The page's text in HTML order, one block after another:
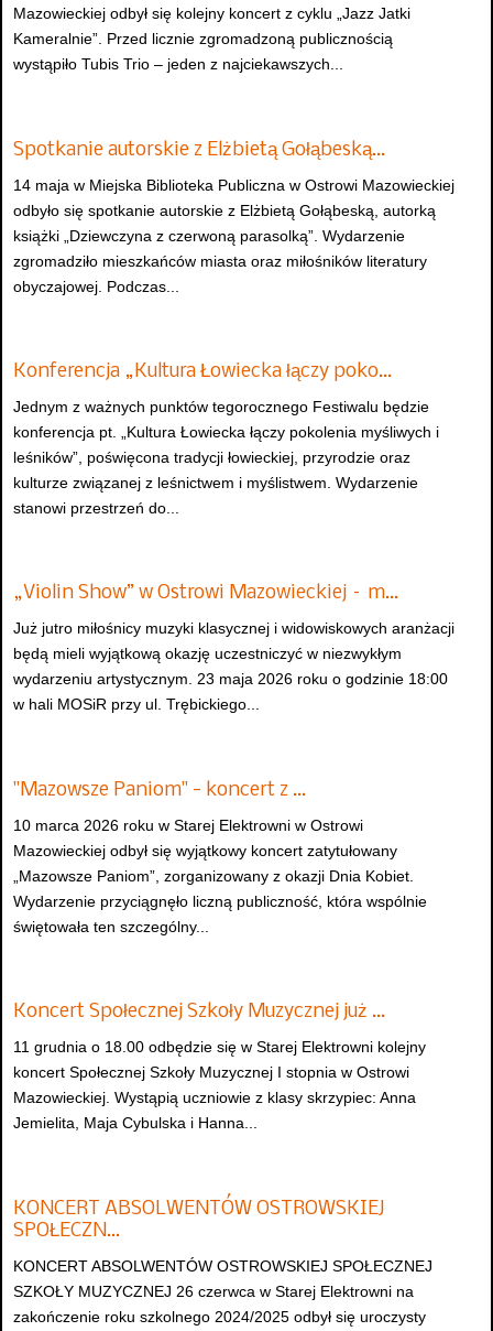
Mazowieckiej odbył się kolejny koncert z cyklu „Jazz Jatki
Kameralnie”. Przed licznie zgromadzoną publicznością
wystąpiło Tubis Trio – jeden z najciekawszych...
Spotkanie autorskie z Elżbietą Gołąbeską…
14 maja w Miejska Biblioteka Publiczna w Ostrowi Mazowieckiej
odbyło się spotkanie autorskie z Elżbietą Gołąbeską, autorką
książki „Dziewczyna z czerwoną parasolką”. Wydarzenie
zgromadziło mieszkańców miasta oraz miłośników literatury
obyczajowej. Podczas...
Konferencja „Kultura Łowiecka łączy poko…
Jednym z ważnych punktów tegorocznego Festiwalu będzie
konferencja pt. „Kultura Łowiecka łączy pokolenia myśliwych i
leśników”, poświęcona tradycji łowieckiej, przyrodzie oraz
kulturze związanej z leśnictwem i myślistwem. Wydarzenie
stanowi przestrzeń do...
„Violin Show” w Ostrowi Mazowieckiej – m…
Już jutro miłośnicy muzyki klasycznej i widowiskowych aranżacji
będą mieli wyjątkową okazję uczestniczyć w niezwykłym
wydarzeniu artystycznym. 23 maja 2026 roku o godzinie 18:00
w hali MOSiR przy ul. Trębickiego...
"Mazowsze Paniom" - koncert z …
10 marca 2026 roku w Starej Elektrowni w Ostrowi
Mazowieckiej odbył się wyjątkowy koncert zatytułowany
„Mazowsze Paniom”, zorganizowany z okazji Dnia Kobiet.
Wydarzenie przyciągnęło liczną publiczność, która wspólnie
świętowała ten szczególny...
Koncert Społecznej Szkoły Muzycznej już …
11 grudnia o 18.00 odbędzie się w Starej Elektrowni kolejny
koncert Społecznej Szkoły Muzycznej I stopnia w Ostrowi
Mazowieckiej. Wystąpią uczniowie z klasy skrzypiec: Anna
Jemielita, Maja Cybulska i Hanna...
KONCERT ABSOLWENTÓW OSTROWSKIEJ
SPOŁECZN…
KONCERT ABSOLWENTÓW OSTROWSKIEJ SPOŁECZNEJ
SZKOŁY MUZYCZNEJ 26 czerwca w Starej Elektrowni na
zakończenie roku szkolnego 2024/2025 odbył się uroczysty